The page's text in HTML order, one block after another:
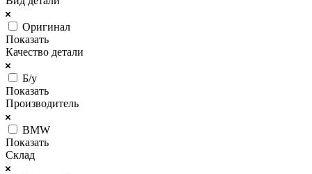
Оригинал
Показать
Качество детали
Б/у
Показать
Производитель
BMW
Показать
Склад